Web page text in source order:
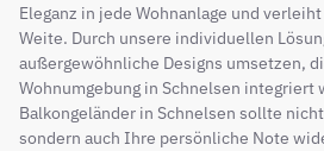
Eleganz in jede Wohnanlage und
Weite. Durch unsere individuellen
außergewöhnliche Designs umsetzen,
Wohnumgebung in Schnelsen integriert
Balkongeländer in Schnelsen sollte
sondern auch Ihre persönliche Note